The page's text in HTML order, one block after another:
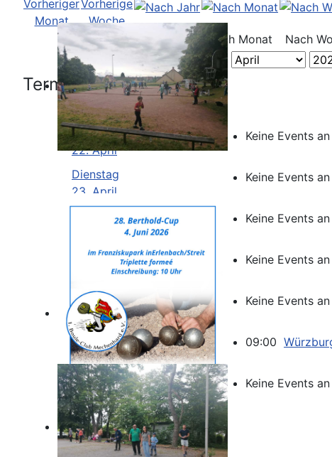
Nach Jahr Nach Monat Nach
Termine für die Woche :
Montag
22. April
Keine Events
Dienstag
23. April
Keine Events
Mittwoch
Keine Events
Donnerstag
25. April
Keine Events
Freitag
26. April
Keine Events
Samstag
27. April
09:00
Sonntag
28. April
Keine Events